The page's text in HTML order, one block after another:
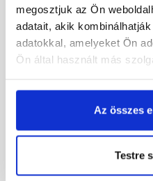
megosztjuk az Ön
adatait, akik
adatokkal, amelyeket Ön
Ön által használt más
Az összes
Testre
barna 19x500 cm
Gyártói készleten
8 765 Ft/ tekercs